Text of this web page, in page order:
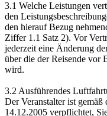
3.1 Welche Leistungen
den
den hierauf Bezug
Ziffer 1.1 Satz 2). Vor
jederzeit eine Änderung
über die der Reisende vor
wird.
3.2 Ausführendes
Der Veranstalter ist
14.12.2005 verpflichtet,